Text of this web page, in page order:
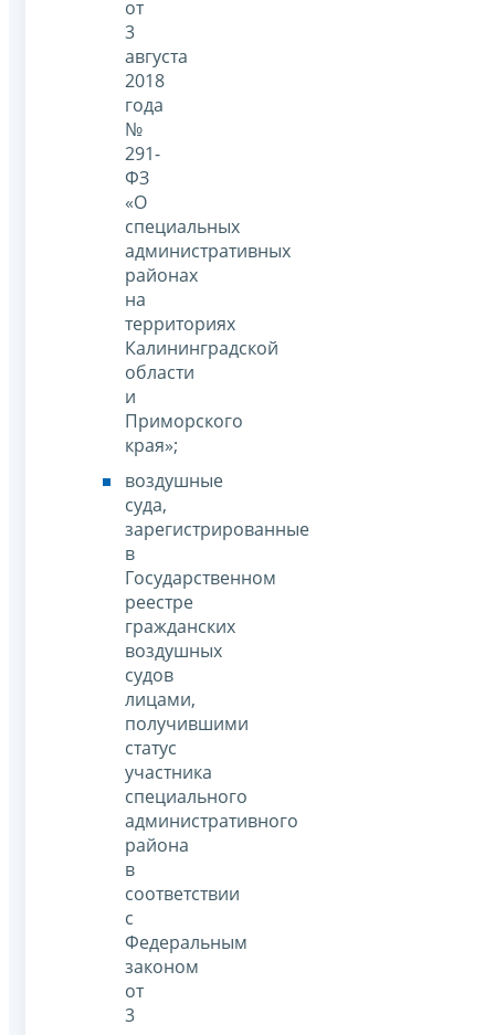
от
3
августа
2018
года
№
291-
ФЗ
«О
специальных
административных
районах
на
территориях
Калининградской
области
и
Приморского
края»;
воздушные
суда,
зарегистрированные
в
Государственном
реестре
гражданских
воздушных
судов
лицами,
получившими
статус
участника
специального
административного
района
в
соответствии
с
Федеральным
законом
от
3